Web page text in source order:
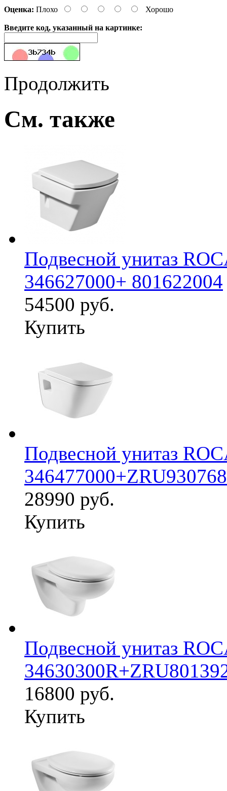
Оценка: Плохо Хорошо
Введите код, указанный на картинке:
Продолжить
См. также
Подвесной унитаз
346627000+ 801622004
54500 руб.
Купить
Подвесной унитаз
28990 руб.
Купить
Подвесной унитаз
16800 руб.
Купить